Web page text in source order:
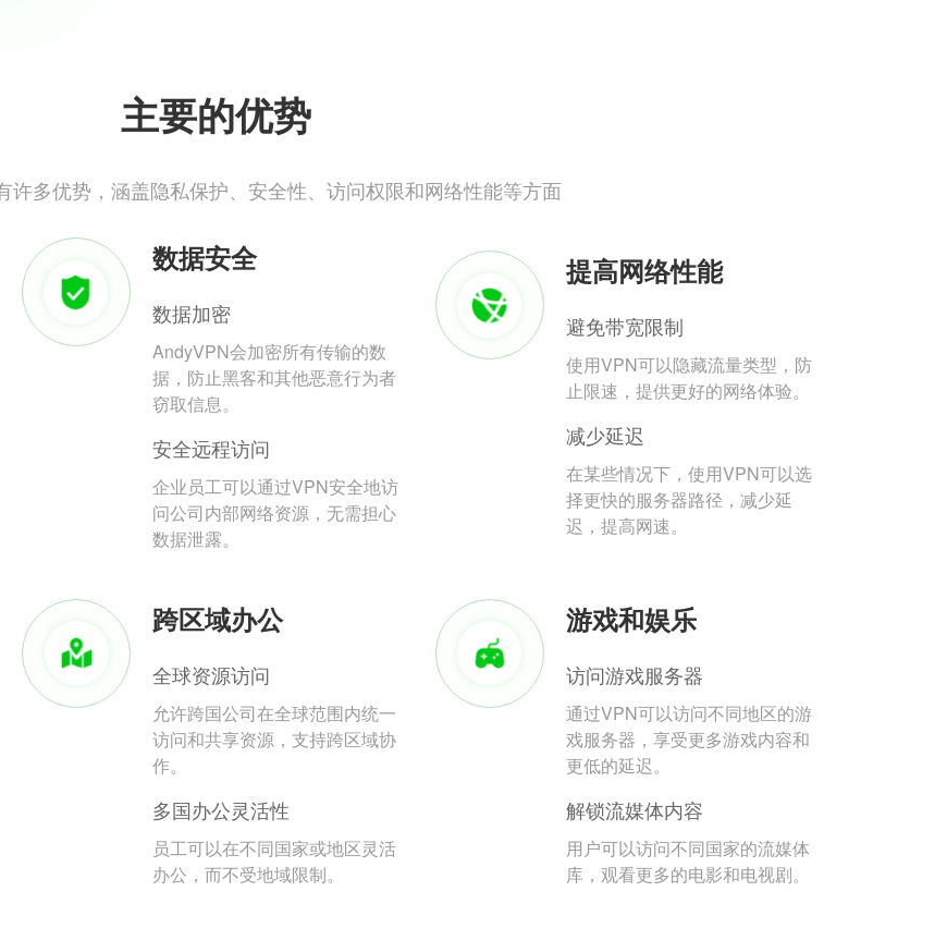
主要的优势
许多优势，涵盖隐私保护、安全性、访问权限和网络性能等方面
数据安全
数据加密
AndyVPN会加密所有传输的数
据，防止黑客和其他恶意行为者
窃取信息。
安全远程访问
企业员工可以通过VPN安全地访
问公司内部网络资源，无需担心
数据泄露。
提高网络性能
避免带宽限制
使用VPN可以隐藏流量类型，防
止限速，提供更好的网络体验。
减少延迟
在某些情况下，使用VPN可以选
择更快的服务器路径，减少延
迟，提高网速。
跨区域办公
全球资源访问
允许跨国公司在全球范围内统一
访问和共享资源，支持跨区域协
作。
多国办公灵活性
员工可以在不同国家或地区灵活
办公，而不受地域限制。
游戏和娱乐
访问游戏服务器
通过VPN可以访问不同地区的游
戏服务器，享受更多游戏内容和
更低的延迟。
解锁流媒体内容
用户可以访问不同国家的流媒体
库，观看更多的电影和电视剧。